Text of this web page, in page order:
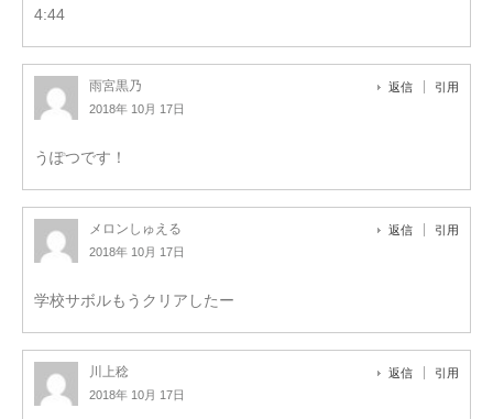
4:44
雨宮黒乃
2018年 10月 17日
返信 引用
うぽつです！
メロンしゅえる
2018年 10月 17日
返信 引用
学校サボルもうクリアしたー
川上稔
2018年 10月 17日
返信 引用